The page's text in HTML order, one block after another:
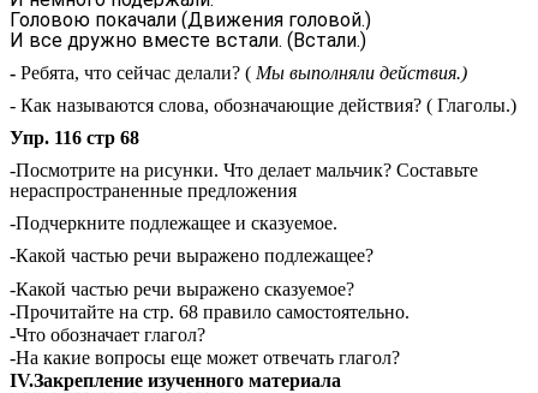
Головою покачали (Движения головой.)
И все дружно вместе встали. (Встали.)
- Ребята, что сейчас делали? ( Мы выполняли действия.)
- Как называются слова, обозначающие действия? ( Глаголы.)
Упр. 116 стр 68
-Посмотрите на рисунки. Что делает мальчик? Составьте
нераспространенные предложения
-Подчеркните подлежащее и сказуемое.
-Какой частью речи выражено подлежащее?
-Какой частью речи выражено сказуемое?
-Прочитайте на стр. 68 правило самостоятельно.
-Что обозначает глагол?
-На какие вопросы еще может отвечать глагол?
IV.Закрепление изученного материала